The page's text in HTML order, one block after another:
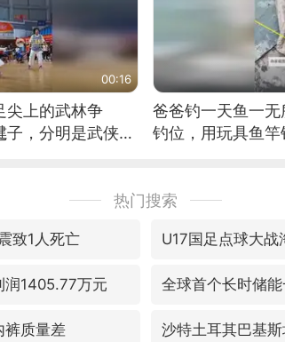
00:16
尖上的武林争
子，分明是武侠片
爸爸钓一天鱼一
钓位，用玩具鱼竿
热门搜索
致1人死亡 U17国足点球大战
润1405.77万元 全球首个长时储
裤质量差 沙特土耳其巴基